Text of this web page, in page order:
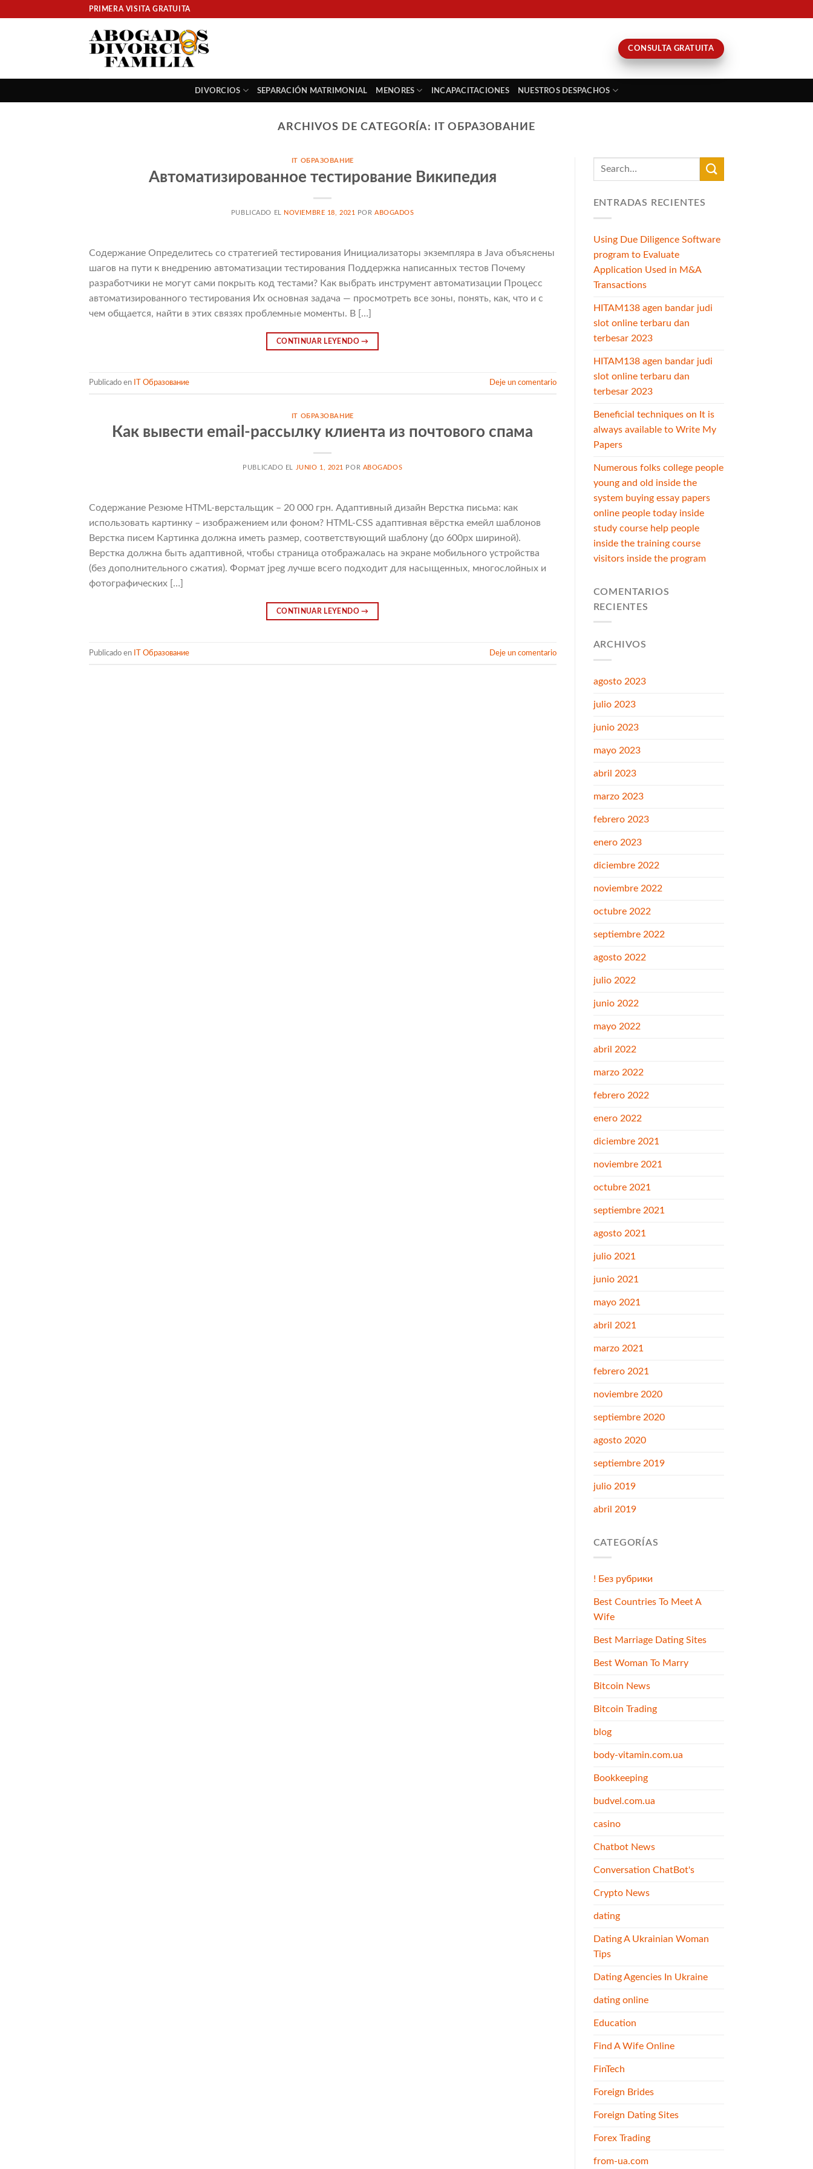
PRIMERA VISITA GRATUITA
CONSULTA GRATUITA
DIVORCIOS SEPARACIÓN MATRIMONIAL MENORES INCAPACITACIONES NUESTROS DESPACHOS
ARCHIVOS DE CATEGORÍA: IT ОБРАЗОВАНИЕ
IT ОБРАЗОВАНИЕ
Автоматизированное тестирование Википедия
PUBLICADO EL NOVIEMBRE 18, 2021 PORABOGADOS
Содержание Определитесь со стратегией тестирования Инициализаторы экземпляра в Java объяснены
шагов на пути к внедрению автоматизации тестирования Поддержка написанных тестов Почему
разработчики не могут сами покрыть код тестами? Как выбрать инструмент автоматизации Процесс
автоматизированного тестирования Их основная задача — просмотреть все зоны, понять, как, что и с
чем общается, найти в этих связях проблемные моменты. В […]
CONTINUAR LEYENDO→
Publicado en IT Образование Deje un comentario
IT ОБРАЗОВАНИЕ
Как вывести email-рассылку клиента из почтового спама
PUBLICADO EL JUNIO 1, 2021 POR ABOGADOS
Содержание Резюме HTML-верстальщик – 20 000 грн. Адаптивный дизайн Верстка письма: как
использовать картинку – изображением или фоном? HTML-CSS адаптивная вёрстка емейл шаблонов
Верстка писем Картинка должна иметь размер, соответствующий шаблону (до 600рх шириной).
Верстка должна быть адаптивной, чтобы страница отображалась на экране мобильного устройства
(без дополнительного сжатия). Формат jpeg лучше всего подходит для насыщенных, многослойных и
фотографических […]
CONTINUAR LEYENDO→
Publicado en IT Образование Deje un comentario
ENTRADAS RECIENTES
Using Due Diligence Software
program to Evaluate
Application Used in M&A
Transactions
HITAM138 agen bandar judi
slot online terbaru dan
terbesar 2023
HITAM138 agen bandar judi
slot online terbaru dan
terbesar 2023
Beneficial techniques on It is
always available to Write My
Papers
Numerous folks college people
young and old inside the
system buying essay papers
online people today inside
study course help people
inside the training course
visitors inside the program
COMENTARIOS
RECIENTES
ARCHIVOS
agosto 2023
julio 2023
junio 2023
mayo 2023
abril 2023
marzo 2023
febrero 2023
enero 2023
diciembre 2022
noviembre 2022
octubre 2022
septiembre 2022
agosto 2022
julio 2022
junio 2022
mayo 2022
abril 2022
marzo 2022
febrero 2022
enero 2022
diciembre 2021
noviembre 2021
octubre 2021
septiembre 2021
agosto 2021
julio 2021
junio 2021
mayo 2021
abril 2021
marzo 2021
febrero 2021
noviembre 2020
septiembre 2020
agosto 2020
septiembre 2019
julio 2019
abril 2019
CATEGORÍAS
! Без рубрики
Best Countries To Meet A
Wife
Best Marriage Dating Sites
Best Woman To Marry
Bitcoin News
Bitcoin Trading
blog
body-vitamin.com.ua
Bookkeeping
budvel.com.ua
casino
Chatbot News
Conversation ChatBot's
Crypto News
dating
Dating A Ukrainian Woman
Tips
Dating Agencies In Ukraine
dating online
Education
Find A Wife Online
FinTech
Foreign Brides
Foreign Dating Sites
Forex Trading
from-ua.com